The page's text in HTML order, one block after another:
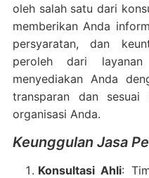
oleh salah satu dari
memberikan Anda
persyaratan, dan
peroleh dari
menyediakan Anda
transparan dan sesuai
organisasi Anda.
Keunggulan Jasa
Konsultasi Ahli: